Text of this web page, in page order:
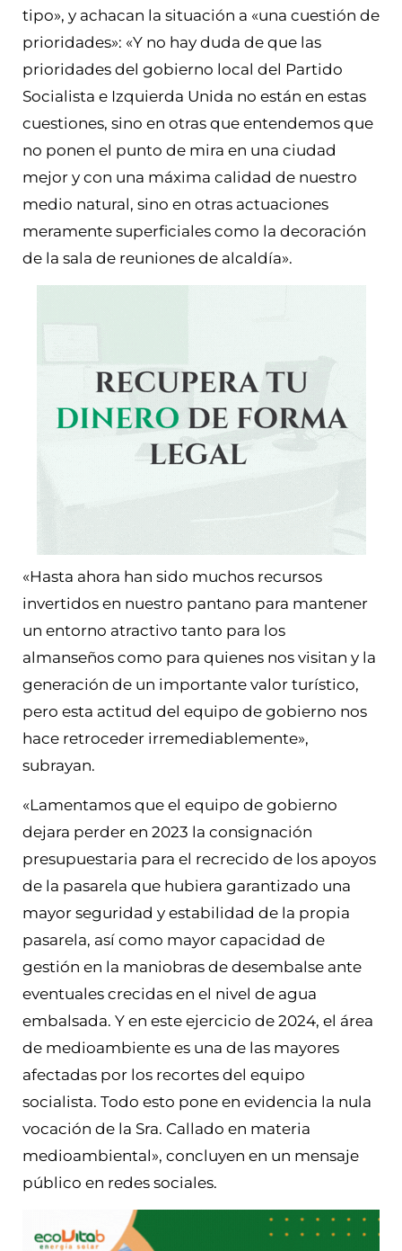
tipo», y achacan la situación a «una cuestión de
prioridades»: «Y no hay duda de que las
prioridades del gobierno local del Partido
Socialista e Izquierda Unida no están en estas
cuestiones, sino en otras que entendemos que
no ponen el punto de mira en una ciudad
mejor y con una máxima calidad de nuestro
medio natural, sino en otras actuaciones
meramente superficiales como la decoración
de la sala de reuniones de alcaldía».
«Hasta ahora han sido muchos recursos
invertidos en nuestro pantano para mantener
un entorno atractivo tanto para los
almanseños como para quienes nos visitan y la
generación de un importante valor turístico,
pero esta actitud del equipo de gobierno nos
hace retroceder irremediablemente»,
subrayan.
«Lamentamos que el equipo de gobierno
dejara perder en 2023 la consignación
presupuestaria para el recrecido de los apoyos
de la pasarela que hubiera garantizado una
mayor seguridad y estabilidad de la propia
pasarela, así como mayor capacidad de
gestión en la maniobras de desembalse ante
eventuales crecidas en el nivel de agua
embalsada. Y en este ejercicio de 2024, el área
de medioambiente es una de las mayores
afectadas por los recortes del equipo
socialista. Todo esto pone en evidencia la nula
vocación de la Sra. Callado en materia
medioambiental», concluyen en un mensaje
público en redes sociales.